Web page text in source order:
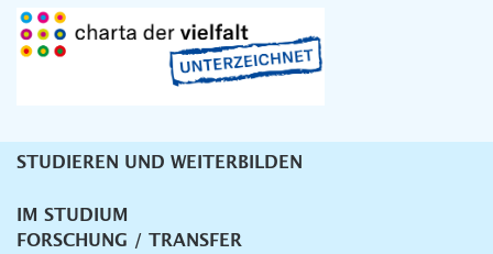
Unternavigation
STUDIEREN UND WEITERBILDEN
IM STUDIUM
FORSCHUNG / TRANSFER